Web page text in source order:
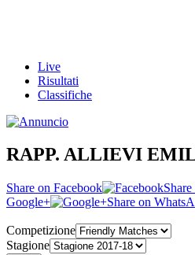
Live
Risultati
Classifiche
RAPP. ALLIEVI
Share on Facebook
Google+
Share on
Competizione
Stagione